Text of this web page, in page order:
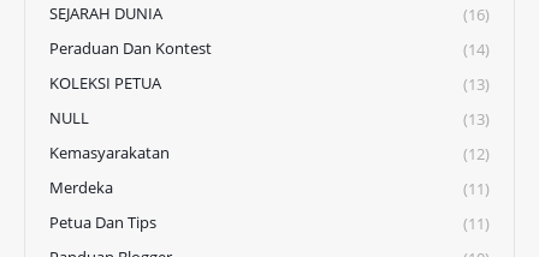
SEJARAH DUNIA
(16)
Peraduan Dan Kontest
(14)
KOLEKSI PETUA
(13)
NULL
(13)
Kemasyarakatan
(12)
Merdeka
(11)
Petua Dan Tips
(11)